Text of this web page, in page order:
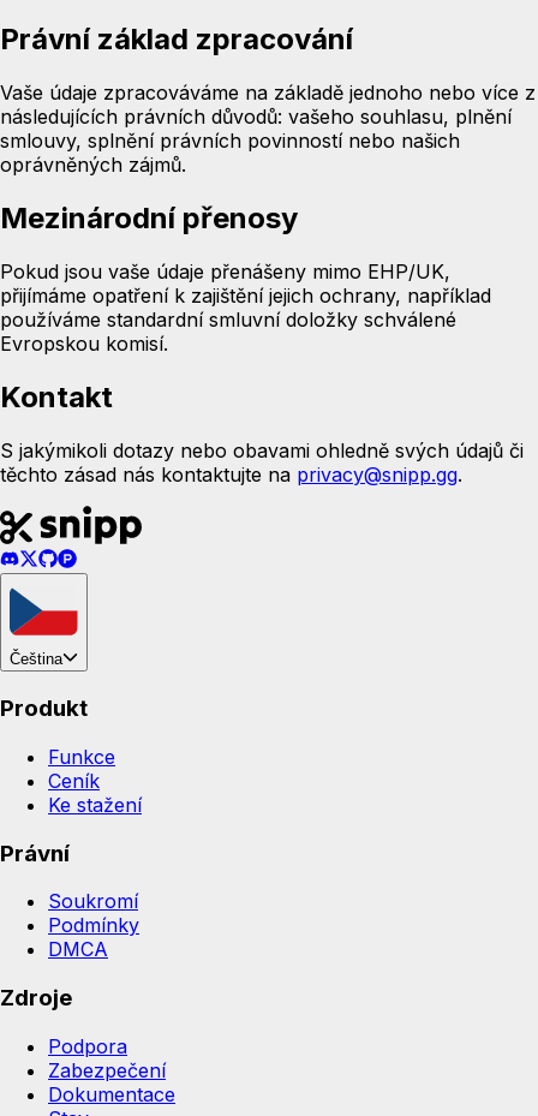
Právní základ zpracování
Vaše údaje zpracováváme na základě jednoho nebo více z
následujících právních důvodů: vašeho souhlasu, plnění
smlouvy, splnění právních povinností nebo našich
oprávněných zájmů.
Mezinárodní přenosy
Pokud jsou vaše údaje přenášeny mimo EHP/UK,
přijímáme opatření k zajištění jejich ochrany, například
používáme standardní smluvní doložky schválené
Evropskou komisí.
Kontakt
S jakýmikoli dotazy nebo obavami ohledně svých údajů či
těchto zásad nás kontaktujte na privacy@snipp.gg.
Čeština
Produkt
Funkce
Ceník
Ke stažení
Právní
Soukromí
Podmínky
DMCA
Zdroje
Podpora
Zabezpečení
Dokumentace